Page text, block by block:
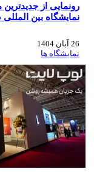
رونمایی از
نمایشگاه بین
26 آبان 1404
نمایشگاه ها